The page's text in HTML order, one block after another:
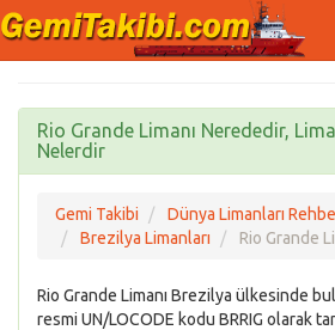
Rio Grande Limanı Nerededir,
Nelerdir
Gemi Takibi
Dünya Limanları
Brezilya Limanları
Rio Grande
Rio Grande Limanı Brezilya ülkesinde
resmi UN/LOCODE kodu BRRIG olarak